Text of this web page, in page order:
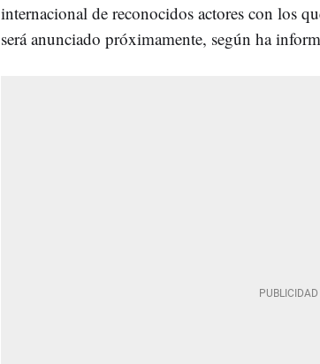
internacional de reconocidos actores con los
será anunciado próximamente, según ha